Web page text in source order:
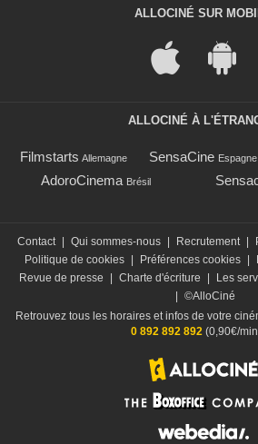
ALLOCINÉ SUR
ALLOCINÉ À
Filmstarts Allemagne SensaCine Espagne
AdoroCinema Brésil
Contact Qui sommes-nous Recrutement
Politique de cookies
Préférences cookies
Revue de presse
Charte d'écriture Les
©AlloCiné
Retrouvez tous les horaires et infos de votre
0 892 892 892(0,90€/